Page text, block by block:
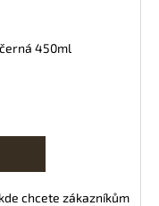
450ml
chcete zákazníkům